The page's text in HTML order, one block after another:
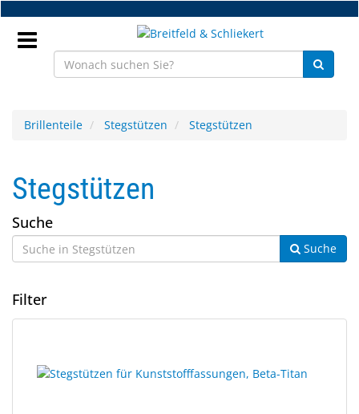
Zum
Hauptinhalt
springen
NEU
Brillenteile
Handelsware
Sonne
Brillenteile Stegstützen Stegstützen
Stegstützen
Suche
Suche
Filter
Ergebnisse
gerendert.